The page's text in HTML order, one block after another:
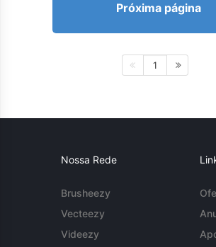
Próxima página
1
Nossa Rede
Brusheezy
Vecteezy
Videezy